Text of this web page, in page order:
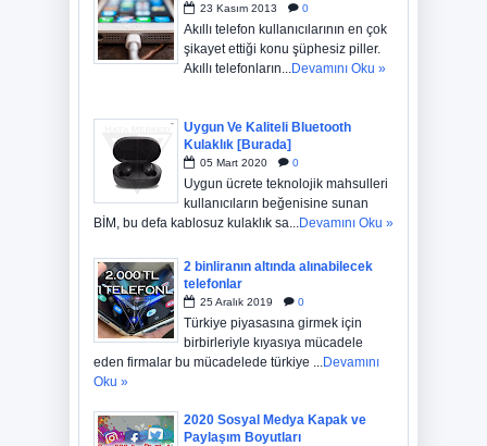
23 Kasım 2013 0
Akıllı telefon kullanıcılarının en çok
şikayet ettiği konu şüphesiz piller.
Akıllı telefonların... Devamını Oku »
Uygun Ve Kaliteli Bluetooth
Kulaklık [Burada]
05 Mart 2020 0
Uygun ücrete teknolojik mahsulleri
kullanıcıların beğenisine sunan
BİM, bu defa kablosuz kulaklık sa... Devamını Oku »
2 binliranın altında alınabilecek
telefonlar
25 Aralık 2019 0
Türkiye piyasasına girmek için
birbirleriyle kıyasıya mücadele
eden firmalar bu mücadelede türkiye ... Devamını
Oku »
2020 Sosyal Medya Kapak ve
Paylaşım Boyutları